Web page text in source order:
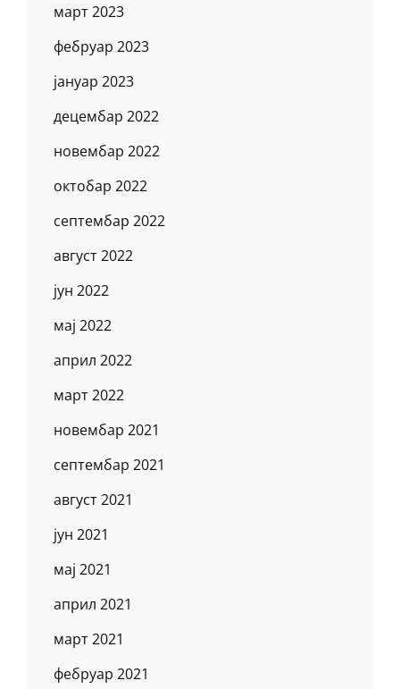
март 2023
фебруар 2023
јануар 2023
децембар 2022
новембар 2022
октобар 2022
септембар 2022
август 2022
јун 2022
мај 2022
април 2022
март 2022
новембар 2021
септембар 2021
август 2021
јун 2021
мај 2021
април 2021
март 2021
фебруар 2021